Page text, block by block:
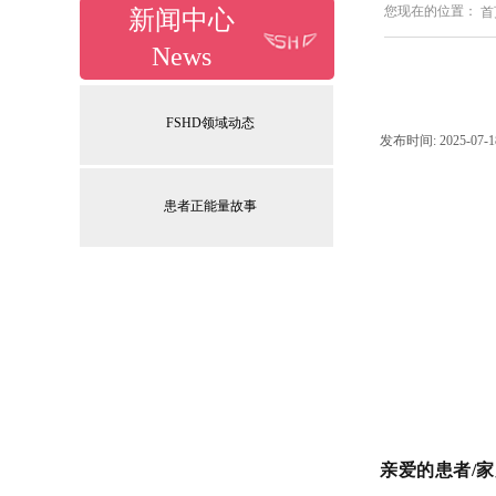
FSHD领域动态
患者正能量故事
新闻中心
News
您现在的位置：
发布时间: 2025-07-
亲爱的患者/